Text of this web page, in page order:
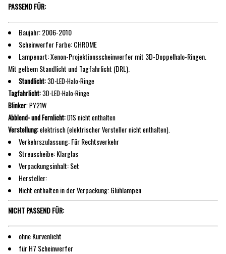
PASSEND FÜR:
Baujahr: 2006-2010
Scheinwerfer Farbe: CHROME
Lampenart: Xenon-Projektionsscheinwerfer mit 3D-Doppelhalo-Ringen.
Mit gelbem Standlicht und Tagfahrlicht (DRL).
Standlicht:3D-LED-Halo-Ringe
Tagfahrlicht:3D-LED-Halo-Ringe
Blinker: PY21W
Abblend- und Fernlicht:D1S nicht enthalten
Verstellung:elektrisch (elektrischer Versteller nicht enthalten).
Verkehrszulassung: Für Rechtsverkehr
Streuscheibe: Klarglas
Verpackungsinhalt: Set
Hersteller:
Nicht enthalten in der Verpackung: Glühlampen
NICHT PASSEND FÜR:
ohne Kurvenlicht
für H7 Scheinwerfer